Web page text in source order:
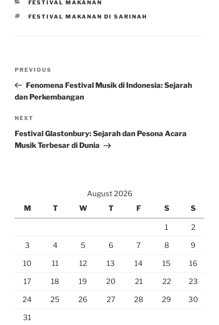
CATEGORIES
FESTIVAL MAKANAN
TAGS
FESTIVAL MAKANAN DI SARINAH
Previous
Post
PREVIOUS
Fenomena Festival Musik di Indonesia: Sejarah
dan Perkembangan
Next
Post
NEXT
Festival Glastonbury: Sejarah dan Pesona Acara
Musik Terbesar di Dunia
August 2026
M
T W T F S S
1 2
3 4 5 6 7 8 9
10 11 12 13 14 15 16
17 18 19 20 21 22 23
24 25 26 27 28 29 30
31